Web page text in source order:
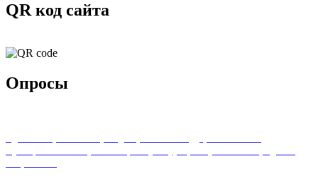
QR код сайта
Опросы